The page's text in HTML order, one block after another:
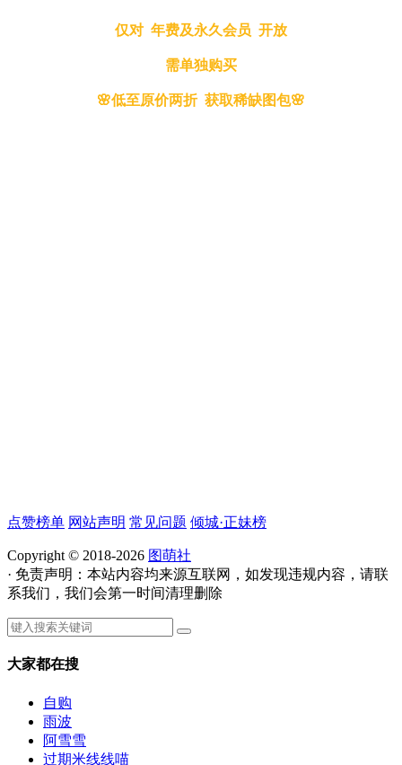
仅对 年费及永久会员 开放
需单独购买
🌸低至原价两折 获取稀缺图包🌸
点赞榜单 网站声明 常见问题 倾城·正妹榜
Copyright © 2018-2026 图萌社
· 免责声明：本站内容均来源互联网，如发现违规内容，请联
系我们，我们会第一时间清理删除
大家都在搜
自购
雨波
阿雪雪
过期米线线喵